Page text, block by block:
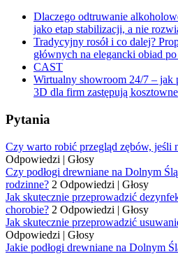
Dlaczego odtruwanie
jako etap stabilizacji, a nie
Tradycyjny rosół i co dalej?
głównych na elegancki obiad
CAST
Wirtualny showroom 24/7 – jak
3D dla firm zastępują
Pytania
Czy warto robić przegląd zębów, jeśli
Odpowiedzi | Głosy
Czy podłogi drewniane na Dolnym
rodzinne? 2 Odpowiedzi | Głosy
Jak skutecznie przeprowadzić
chorobie? 2 Odpowiedzi | Głosy
Jak skutecznie przeprowadzić
Odpowiedzi | Głosy
Jakie podłogi drewniane na Dolnym